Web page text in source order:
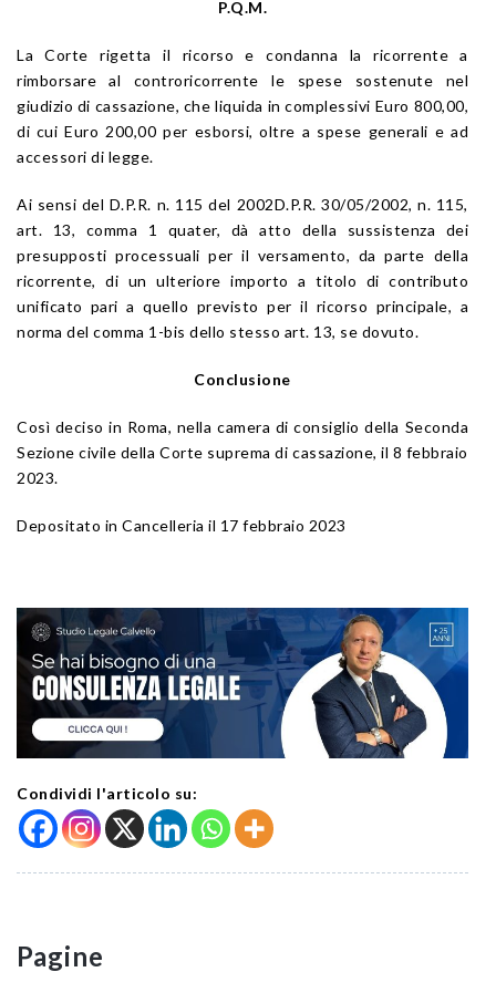
P.Q.M.
La Corte rigetta il ricorso e condanna la ricorrente a
rimborsare al controricorrente le spese sostenute nel
giudizio di cassazione, che liquida in complessivi Euro 800,00,
di cui Euro 200,00 per esborsi, oltre a spese generali e ad
accessori di legge.
Ai sensi del D.P.R. n. 115 del 2002D.P.R. 30/05/2002, n. 115,
art. 13, comma 1 quater, dà atto della sussistenza dei
presupposti processuali per il versamento, da parte della
ricorrente, di un ulteriore importo a titolo di contributo
unificato pari a quello previsto per il ricorso principale, a
norma del comma 1-bis dello stesso art. 13, se dovuto.
Conclusione
Così deciso in Roma, nella camera di consiglio della Seconda
Sezione civile della Corte suprema di cassazione, il 8 febbraio
2023.
Depositato in Cancelleria il 17 febbraio 2023
Condividi l'articolo su:
Pagine